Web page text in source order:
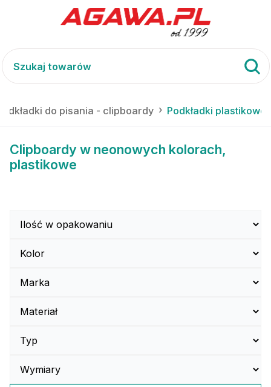
do pisania - clipboardy Podkładki plastikowe
Clipboardy w neonowych kolorach,
plastikowe